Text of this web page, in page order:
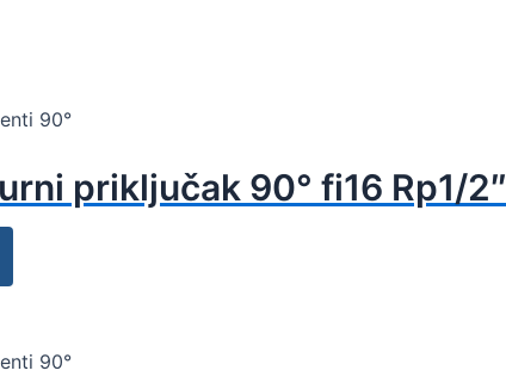
90°
priključak 90° fi16 Rp1/2″
90°